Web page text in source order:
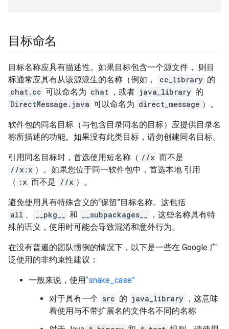
目标命名
目标名称应具有描述性。如果目标包含一个源文件， 则目
标通常应具有从该源派生的名称（例如，
cc_library 的
chat.cc 可以命名为 chat ，或者 java_library 的
DirectMessage.java 可以命名为 direct_message ）。
软件包的同名目标（与包含目录同名的目标）应提供目录名
称所描述的功能。如果没有此类目标，请勿创建同名目标。
引用同名目标时，首选使用短名称（ //x 而不是
//x:x ）。如果您位于同一软件包中，首选本地 引用
（ :x 而不是 //x ）。
避免使用具有特殊含义的“保留”目标名称。这包括
all 、 __pkg__ 和 __subpackages__
，这些名称具有特
殊的语义，使用时可能会导致混淆和意外行为。
在没有普遍的团队惯例的情况下，以下是一些在 Google 广
泛使用的非约束性建议：
一般来说，使用“snake_case”
对于具有一个 src 的 java_library ，这意味
着使用与不带扩展名的文件名不同的名称